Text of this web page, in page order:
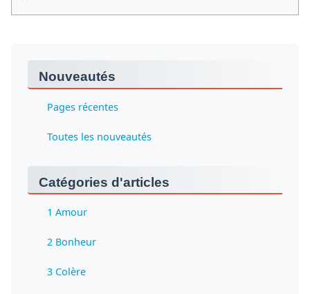
Nouveautés
Pages récentes
Toutes les nouveautés
Catégories d'articles
1 Amour
2 Bonheur
3 Colère